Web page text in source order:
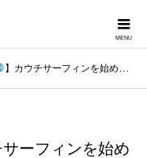
】カウチサーフィンを始めました！
サーフィンを始め